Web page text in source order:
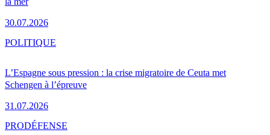
30.07.2026
L’Espagne sous pression : la crise migratoire de Ceuta met
Schengen à l’épreuve
31.07.2026
POLITIQUE
PRODÉFENSE